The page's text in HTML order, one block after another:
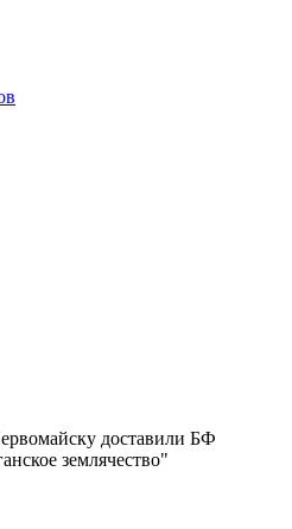
доставили БФ
землячество"